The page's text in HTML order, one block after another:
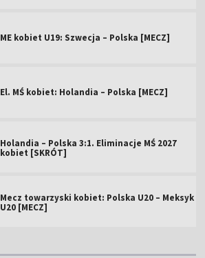
ME kobiet U19: Szwecja – Polska [MECZ]
El. MŚ kobiet: Holandia – Polska [MECZ]
Holandia – Polska 3:1. Eliminacje MŚ 2027
kobiet [SKRÓT]
Mecz towarzyski kobiet: Polska U20 – Meksyk
U20 [MECZ]